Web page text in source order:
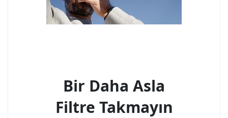
Bir Daha Asla
Filtre Takmayın